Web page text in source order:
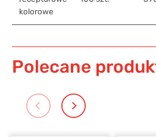
kolorowe
Polecane